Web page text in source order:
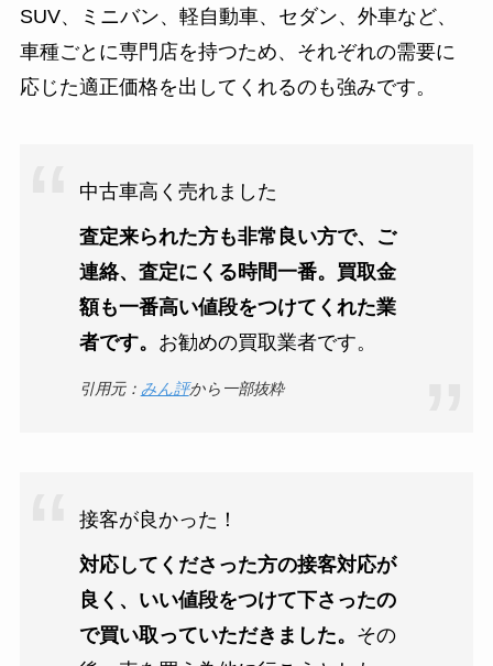
SUV、ミニバン、軽自動車、セダン、外車など、
車種ごとに専門店を持つため、それぞれの需要に
応じた適正価格を出してくれるのも強みです。
中古車高く売れました
査定来られた方も非常良い方で、ご
連絡、査定にくる時間一番。買取金
額も一番高い値段をつけてくれた業
者です。 お勧めの買取業者です。
引用元： みん評から一部抜粋
接客が良かった！
対応してくださった方の接客対応が
良く、いい値段をつけて下さったの
で買い取っていただきました。 その